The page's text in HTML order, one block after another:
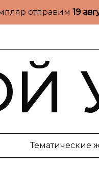
отправим 19
Тематические